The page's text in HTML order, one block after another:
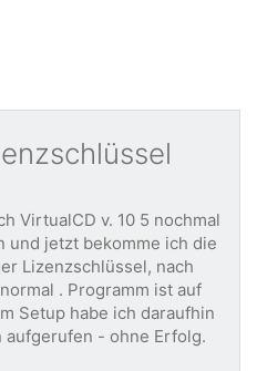
VirtualCD v. 10 5 nochmal
und jetzt bekomme ich die
Lizenzschlüssel, nach
. Programm ist auf
Setup habe ich daraufhin
aufgerufen - ohne Erfolg.